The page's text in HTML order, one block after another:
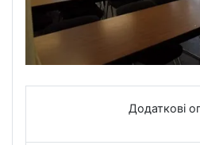
Додаткові